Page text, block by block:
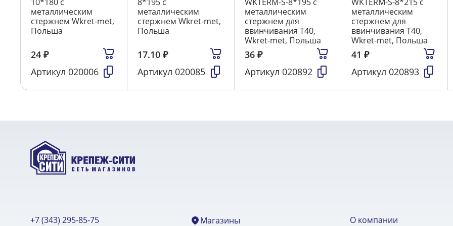
металлическим
стержнем Wkret-met,
Польша
24 ₽
Артикул 020006
металлическим
стержнем Wkret-met,
Польша
17.10₽
Артикул 020085
металлическим
стержнем для
ввинчивания T40,
Wkret-met, Польша
36 ₽
Артикул 020892
металлическим
стержнем для
ввинчивания T40,
Wkret-met, Польша
41 ₽
Артикул 020893
+7 (343) 295-85-75
Магазины
О компании